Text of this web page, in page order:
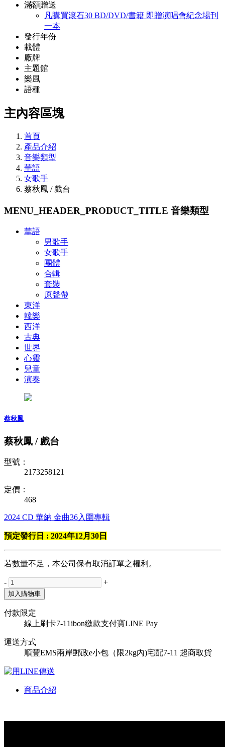
滿額贈送
凡購買滾石30 BD/DVD/書籍 即贈演唱會紀念場刊
一本
發行年份
載體
廠牌
主題館
樂風
語種
主內容區塊
首頁
產品介紹
音樂類型
華語
女歌手
蔡秋鳳 / 戲台
MENU_HEADER_PRODUCT_TITLE 音樂類型
華語
男歌手
女歌手
團體
合輯
套裝
原聲帶
東洋
韓樂
西洋
古典
世界
心靈
兒童
演奏
蔡秋鳳
蔡秋鳳 / 戲台
型號：
2173258121
定價：
468
2024 CD 華納 金曲36入圍專輯
預定發行日 : 2024年12月30日
若數量不足，本公司保有取消訂單之權利。
- +
加入購物車
付款限定
線上刷卡7-11ibon繳款支付寶LINE Pay
運送方式
順豐EMS兩岸郵政e小包（限2kg內)宅配7-11 超商取貨
商品介紹